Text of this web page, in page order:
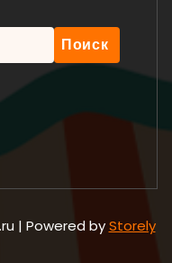
| Powered byStorely